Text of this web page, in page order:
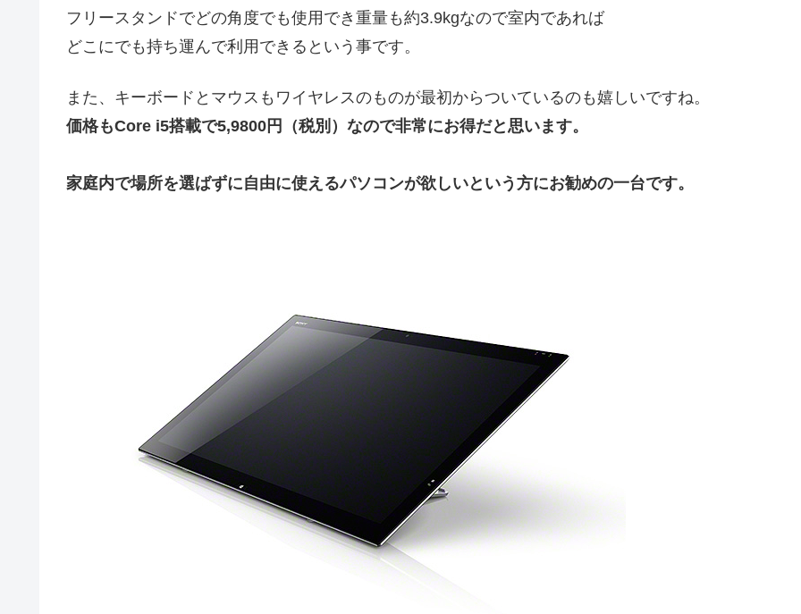
フリースタンドでどの角度でも使用でき重量も約3.9kgなので室内であれば
どこにでも持ち運んで利用できるという事です。
また、キーボードとマウスもワイヤレスのものが最初からついているのも嬉しいですね。
価格もCore i5搭載で5,9800円（税別）なので非常にお得だと思います。
家庭内で場所を選ばずに自由に使えるパソコンが欲しいという方にお勧めの一台です。